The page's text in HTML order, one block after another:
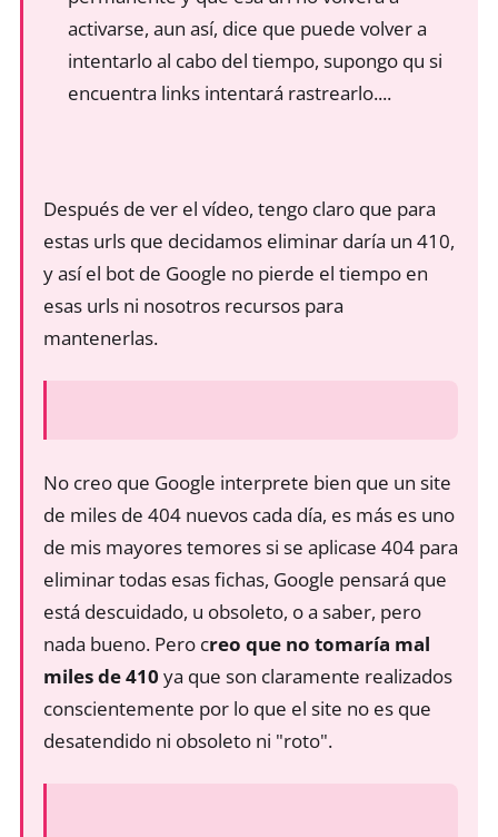
activarse, aun así, dice que puede volver a
intentarlo al cabo del tiempo, supongo qu si
encuentra links intentará rastrearlo....
Después de ver el vídeo, tengo claro que para
estas urls que decidamos eliminar daría un 410,
y así el bot de Google no pierde el tiempo en
esas urls ni nosotros recursos para
mantenerlas.
No creo que Google interprete bien que un site
de miles de 404 nuevos cada día, es más es uno
de mis mayores temores si se aplicase 404 para
eliminar todas esas fichas, Google pensará que
está descuidado, u obsoleto, o a saber, pero
nada bueno. Pero creo que no tomaría mal
miles de 410 ya que son claramente realizados
conscientemente por lo que el site no es que
desatendido ni obsoleto ni "roto".